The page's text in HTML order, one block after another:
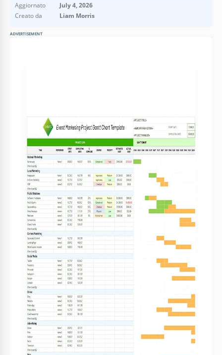
Aggiornato
July 4, 2026
Creato da
Liam Morris
ADVERTISEMENT